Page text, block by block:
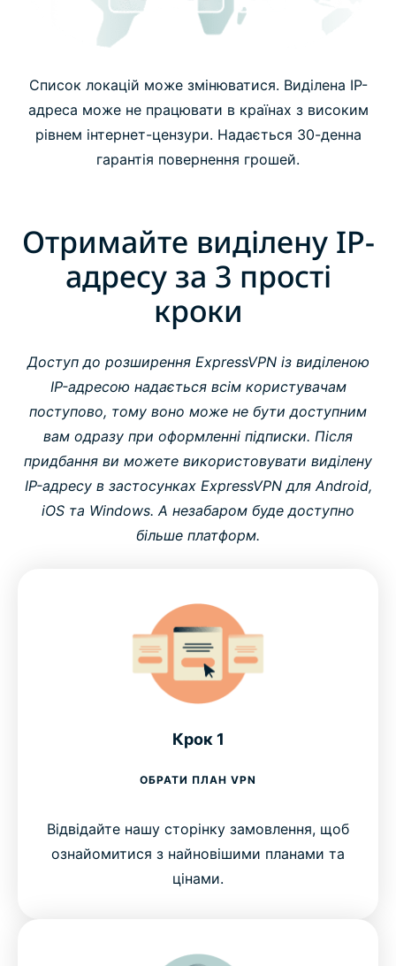
Список локацій може змінюватися. Виділена IP-
адреса може не працювати в країнах з високим
рівнем інтернет-цензури. Надається 30-денна
гарантія повернення грошей.
Отримайте виділену IP-
адресу за 3 прості
кроки
Доступ до розширення ExpressVPN із виділеною
IP-адресою надається всім користувачам
поступово, тому воно може не бути доступним
вам одразу при оформленні підписки. Після
придбання ви можете використовувати виділену
IP-адресу в застосунках ExpressVPN для Android,
iOS та Windows. А незабаром буде доступно
більше платформ.
Крок 1
ОБРАТИ ПЛАН VPN
Відвідайте нашу сторінку замовлення, щоб
ознайомитися з найновішими планами та
цінами.